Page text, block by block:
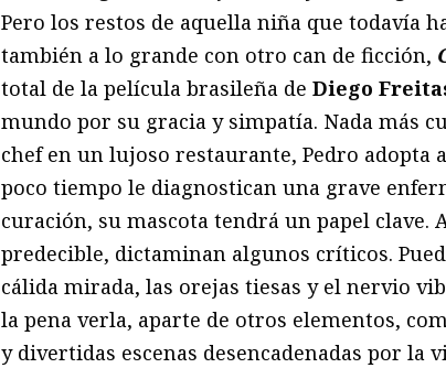
Pero los restos de aquella niña que todavía
también a lo grande con otro can de ficción,
total de la película brasileña de Diego
mundo por su gracia y simpatía. Nada más
chef en un lujoso restaurante, Pedro adopta
poco tiempo le diagnostican una grave
curación, su mascota tendrá un papel clave.
predecible, dictaminan algunos críticos.
cálida mirada, las orejas tiesas y el nervio
la pena verla, aparte de otros elementos,
y divertidas escenas desencadenadas por la